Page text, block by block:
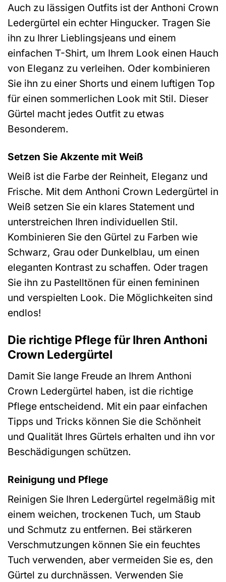
Auch zu lässigen Outfits ist der Anthoni Crown
Ledergürtel ein echter Hingucker. Tragen Sie
ihn zu Ihrer Lieblingsjeans und einem
einfachen T-Shirt, um Ihrem Look einen Hauch
von Eleganz zu verleihen. Oder kombinieren
Sie ihn zu einer Shorts und einem luftigen Top
für einen sommerlichen Look mit Stil. Dieser
Gürtel macht jedes Outfit zu etwas
Besonderem.
Setzen Sie Akzente mit Weiß
Weiß ist die Farbe der Reinheit, Eleganz und
Frische. Mit dem Anthoni Crown Ledergürtel in
Weiß setzen Sie ein klares Statement und
unterstreichen Ihren individuellen Stil.
Kombinieren Sie den Gürtel zu Farben wie
Schwarz, Grau oder Dunkelblau, um einen
eleganten Kontrast zu schaffen. Oder tragen
Sie ihn zu Pastelltönen für einen femininen
und verspielten Look. Die Möglichkeiten sind
endlos!
Die richtige Pflege für Ihren Anthoni
Crown Ledergürtel
Damit Sie lange Freude an Ihrem Anthoni
Crown Ledergürtel haben, ist die richtige
Pflege entscheidend. Mit ein paar einfachen
Tipps und Tricks können Sie die Schönheit
und Qualität Ihres Gürtels erhalten und ihn vor
Beschädigungen schützen.
Reinigung und Pflege
Reinigen Sie Ihren Ledergürtel regelmäßig mit
einem weichen, trockenen Tuch, um Staub
und Schmutz zu entfernen. Bei stärkeren
Verschmutzungen können Sie ein feuchtes
Tuch verwenden, aber vermeiden Sie es, den
Gürtel zu durchnässen. Verwenden Sie